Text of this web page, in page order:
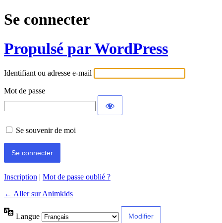
Se connecter
Propulsé par WordPress
Identifiant ou adresse e-mail
Mot de passe
Se souvenir de moi
Inscription | Mot de passe oublié ?
← Aller sur Animkids
Langue